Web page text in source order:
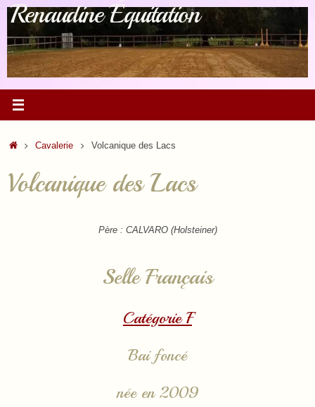
Passer
contenu
Renaudine Équitation
Accueil
Cavalerie Volcanique des Lacs
Volcanique des Lacs
Père : CALVARO (Holsteiner)
Selle Français
Catégorie F
Bai foncé
née en 2009